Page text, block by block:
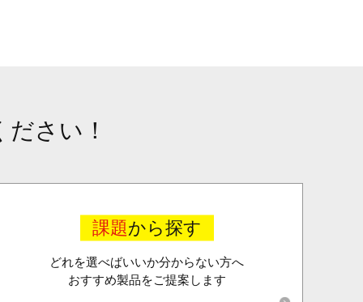
さい！
課題から探す
どれを選べばいいか分からない方へ
おすすめ製品をご提案します